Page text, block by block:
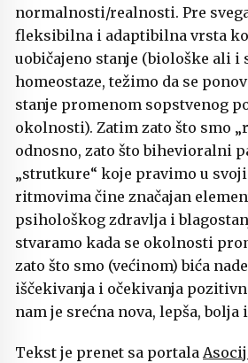
normalnosti/realnosti. Pre
fleksibilna i adaptibilna vrsta
uobičajeno stanje (biološke ali i
homeostaze, težimo da se
stanje promenom sopstvenog
okolnosti). Zatim zato što smo
odnosno, zato što bihevioralni
„strutkure“ koje pravimo u
ritmovima čine značajan
psihološkog zdravlja i
stvaramo kada se okolnosti
zato što smo (većinom) bića
iščekivanja i očekivanja
nam je srećna nova, lepša, bolja
Tekst je prenet sa portala